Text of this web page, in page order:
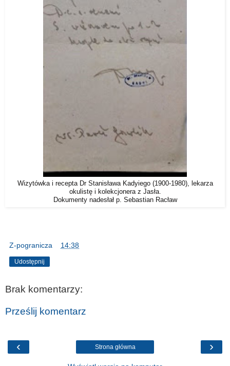
Wizytówka i recepta Dr Stanisława Kadyiego (1900-1980), lekarza
okulistę i kolekcjonera z Jasła.
Dokumenty nadesłał p. Sebastian Racław
Z-pogranicza 14:38
Udostępnij
Brak komentarzy:
Prześlij komentarz
‹ ›
Strona główna